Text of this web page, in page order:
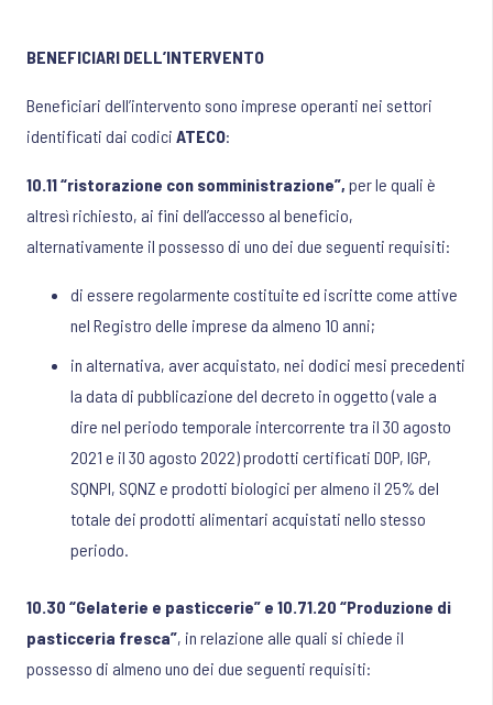
BENEFICIARI DELL’INTERVENTO
Beneficiari dell’intervento sono imprese operanti nei settori
identificati dai codici ATECO:
10.11 “ristorazione con somministrazione”, per le quali è
altresì richiesto, ai fini dell’accesso al beneficio,
alternativamente il possesso di uno dei due seguenti requisiti:
di essere regolarmente costituite ed iscritte come attive
nel Registro delle imprese da almeno 10 anni;
in alternativa, aver acquistato, nei dodici mesi precedenti
la data di pubblicazione del decreto in oggetto (vale a
dire nel periodo temporale intercorrente tra il 30 agosto
2021 e il 30 agosto 2022) prodotti certificati DOP, IGP,
SQNPI, SQNZ e prodotti biologici per almeno il 25% del
totale dei prodotti alimentari acquistati nello stesso
periodo.
10.30 “Gelaterie e pasticcerie” e 10.71.20 “Produzione di
pasticceria fresca”, in relazione alle quali si chiede il
possesso di almeno uno dei due seguenti requisiti: